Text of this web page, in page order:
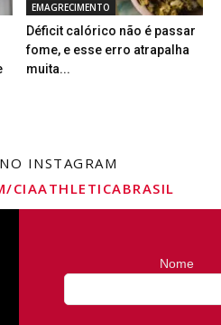
EMAGRECIMENTO
Déficit calórico não é passar
fome, e esse erro atrapalha
muita...
INSTAGRAM
CIAATHLETICABRASIL
Nome